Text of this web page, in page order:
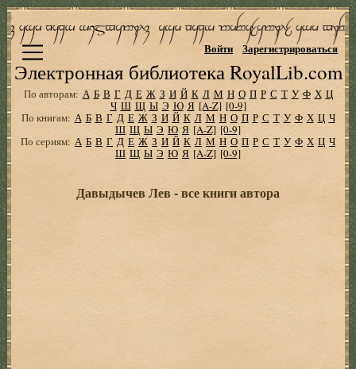
Электронная библиотека RoyalLib.com
Войти Зарегистрироваться
По авторам: А Б В Г Д Е Ж З И Й К Л М Н О П Р С Т У Ф Х Ц
Ч Ш Щ Ы Э Ю Я [A-Z] [0-9]
По книгам: А Б В Г Д Е Ж З И Й К Л М Н О П Р С Т У Ф Х Ц Ч
Ш Щ Ы Э Ю Я [A-Z] [0-9]
По сериям: А Б В Г Д Е Ж З И Й К Л М Н О П Р С Т У Ф Х Ц Ч
Ш Щ Ы Э Ю Я [A-Z] [0-9]
Давыдычев Лев - все книги автора